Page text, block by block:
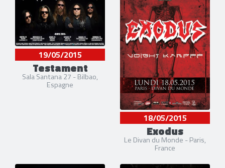
19/05/2015
Testament
Sala Santana 27 - Bilbao,
Espagne
18/05/2015
Exodus
Le Divan du Monde - Paris,
France